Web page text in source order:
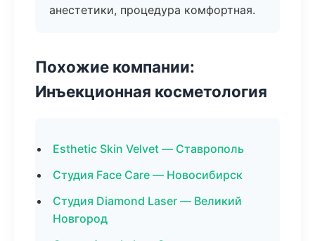
анестетики, процедура комфортная.
Похожие компании:
Инъекционная косметология
Esthetic Skin Velvet — Ставрополь
Студия Face Care — Новосибирск
Студия Diamond Laser — Великий
Новгород